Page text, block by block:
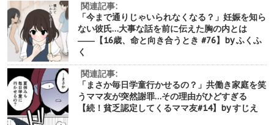
関連記事:
「今まで通りじゃいられなくなる？」妊娠を知ら
ない彼氏…大事な話を前に伝えた胸の内とは
――【16歳、命と向き合うとき #76】by ふくふ
く
関連記事:
「まさか毎日学童行かせるの？」共働き家庭を笑
うママ友が突然謝罪…その理由がひどすぎる
【続！貧乏認定してくるママ友#14】by すじえ